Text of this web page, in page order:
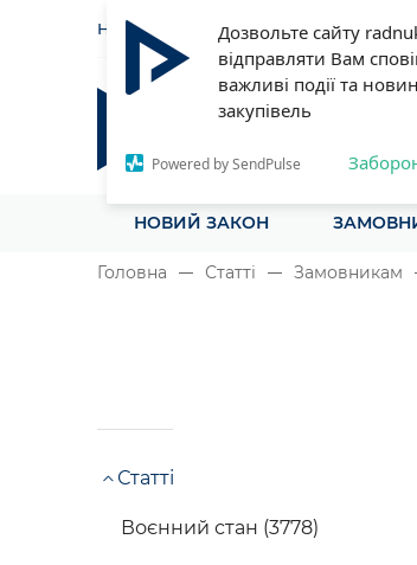
Дозвольте сайту
відправляти Вам
важливі події та
закупівель
Powered by SendPulse
НОВИНИ СТАТТІ
Радник у сфері
Все для закупівель на одному
НОВИЙ ЗАКОН
Головна Статті Замовникам
Статті
Воєнний стан (3778)